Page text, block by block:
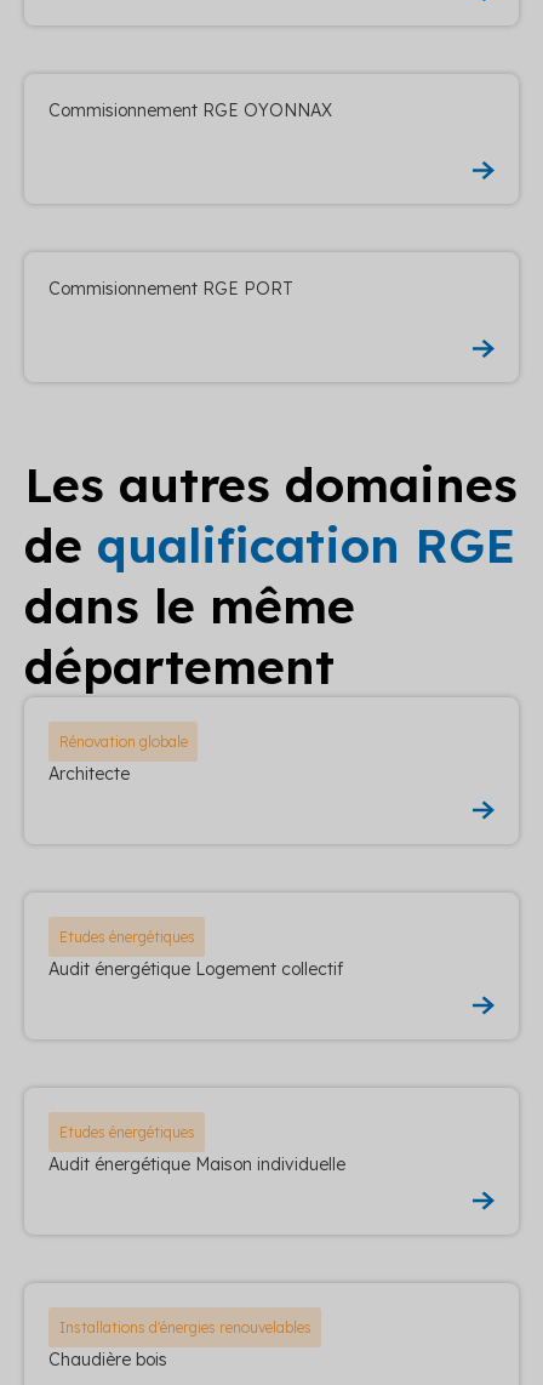
Commisionnement RGE OYONNAX
Commisionnement RGE PORT
Les autres domaines
de qualification RGE
dans le même
département
Rénovation globale
Architecte
Etudes énergétiques
Audit énergétique Logement collectif
Etudes énergétiques
Audit énergétique Maison individuelle
Installations d'énergies renouvelables
Chaudière bois